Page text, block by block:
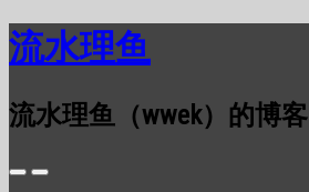
流水理鱼
流水理鱼（wwek）的博客